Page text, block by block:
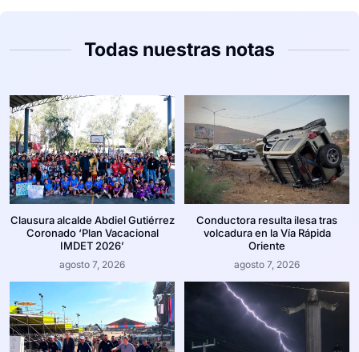
Todas nuestras notas
Clausura alcalde Abdiel Gutiérrez
Coronado ‘Plan Vacacional
IMDET 2026’
agosto 7, 2026
Conductora resulta ilesa tras
volcadura en la Vía Rápida
Oriente
agosto 7, 2026